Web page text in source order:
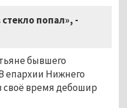
попал», -
бывшего
епархии Нижнего
своё время дебошир